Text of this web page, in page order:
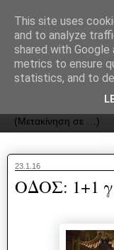
ΟΔΟΣ
23.1.16
ΟΔΟΣ: 1+1
This site uses
and to analyze
shared with
metrics to ensure
statistics, and to